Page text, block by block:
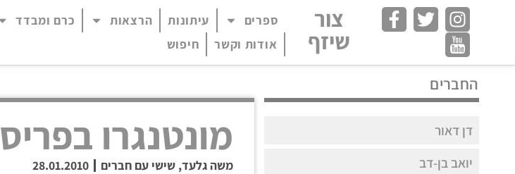
צור
שיזף
פתח תפריט במצב נגיש (התפריט יפתח בחלונית פופ-אפ)
ספרים עיתונות הרצאות כרם ומבדד
אודות וקשר
חיפוש
החברים
דן דאור
יואב בן-דב
מונטנגרו בפריס
משה גלעד,שישי עם חברים 28.01.2010